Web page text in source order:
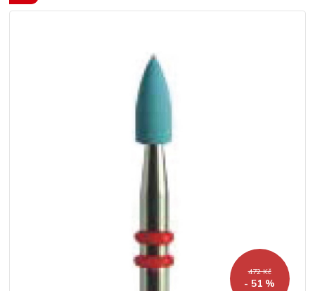
472 Kč
- 51 %